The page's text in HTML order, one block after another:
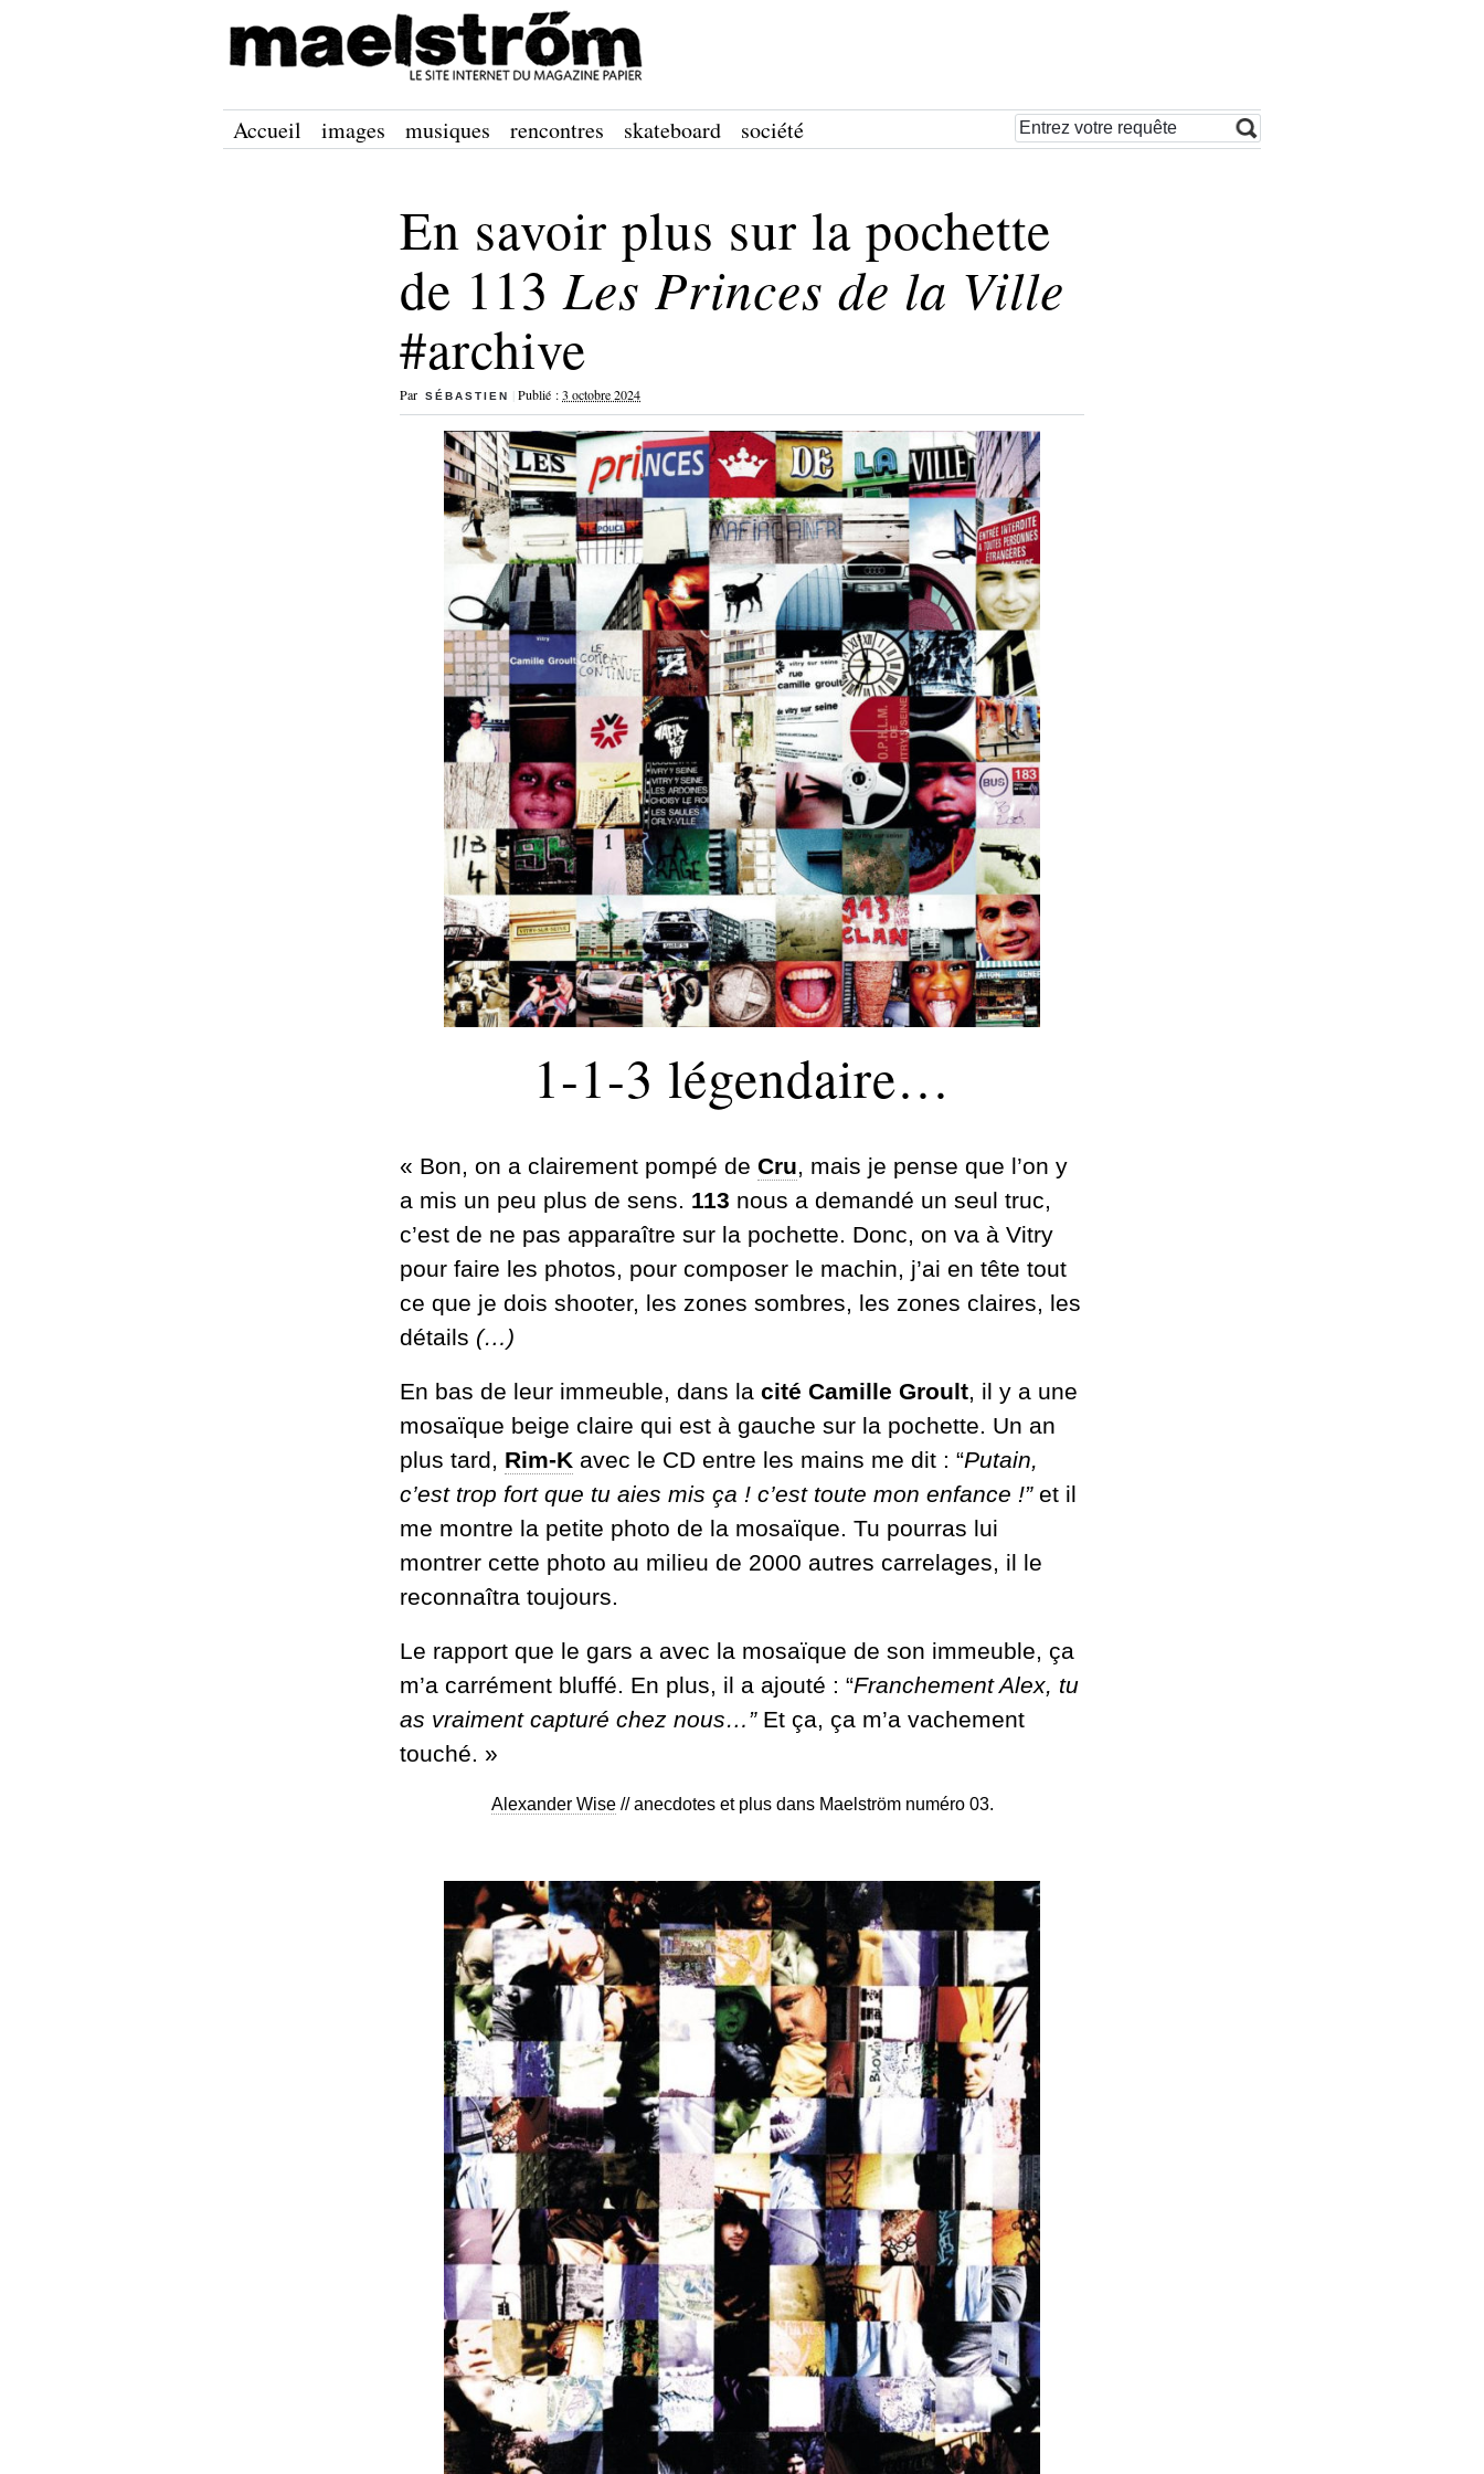
Accueil images musiques rencontres skateboard société
En savoir plus sur la pochette
de 113Les Princes de la Ville
#archive
Par SÉBASTIEN |Publié :3 octobre 2024
1-1-3 légendaire…
« Bon, on a clairement pompé de Cru, mais je pense que l’on y
a mis un peu plus de sens. 113 nous a demandé un seul truc,
c’est de ne pas apparaître sur la pochette. Donc, on va à Vitry
pour faire les photos, pour composer le machin, j’ai en tête tout
ce que je dois shooter, les zones sombres, les zones claires, les
détails (…)
En bas de leur immeuble, dans la cité Camille Groult, il y a une
mosaïque beige claire qui est à gauche sur la pochette. Un an
plus tard, Rim-K avec le CD entre les mains me dit : “Putain,
c’est trop fort que tu aies mis ça ! c’est toute mon enfance !” et il
me montre la petite photo de la mosaïque. Tu pourras lui
montrer cette photo au milieu de 2000 autres carrelages, il le
reconnaîtra toujours.
Le rapport que le gars a avec la mosaïque de son immeuble, ça
m’a carrément bluffé. En plus, il a ajouté : “Franchement Alex, tu
as vraiment capturé chez nous…”Et ça, ça m’a vachement
touché. »
Alexander Wise// anecdotes et plus dans Maelström numéro 03.